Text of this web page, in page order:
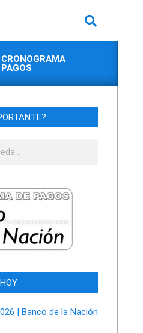
Buscar
CRONOGRAMA
PAGOS
| Banco de la Nación